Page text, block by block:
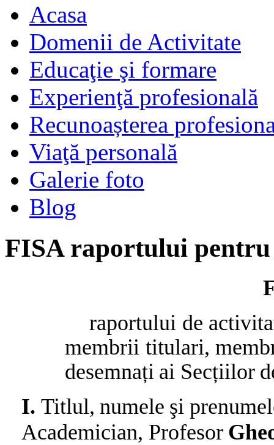
Acasa
Domenii de Activitate
Educaţie şi formare
Experienţă profesională
Recunoașterea
Viaţă personală
Galerie foto
Blog
FISA raportului pentru
raportului de
membrii titulari,
desemnați ai Secțiilor
I. Titlul, numele şi
Academician, Profesor